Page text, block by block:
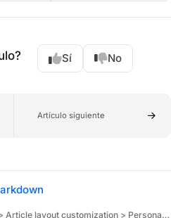
Sí No
Artículo siguiente
layout customization > Personalización